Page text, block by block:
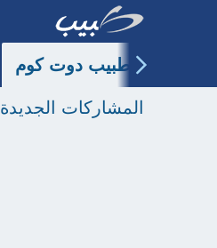
طبيب دوت كوم
المشاركات الجديدة